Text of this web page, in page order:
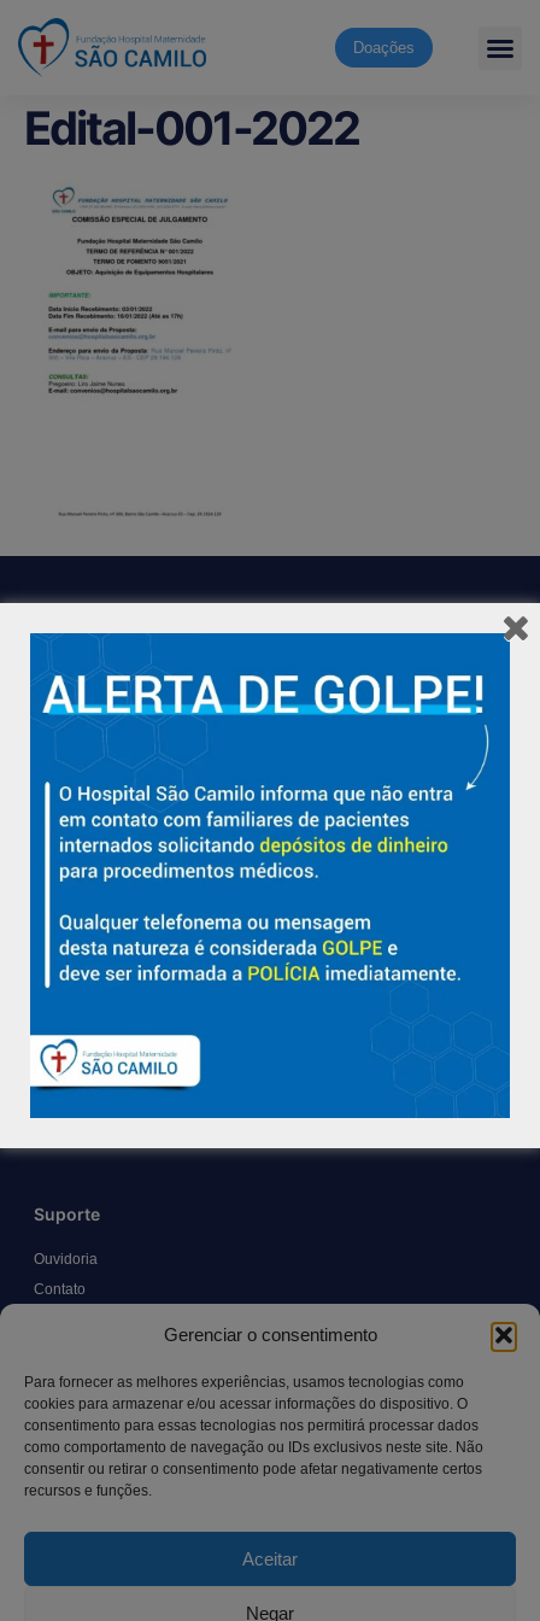
Gerenciar o consentimento
Para fornecer as melhores experiências, usamos tecnologias como
cookies para armazenar e/ou acessar informações do dispositivo. O
consentimento para essas tecnologias nos permitirá processar dados
como comportamento de navegação ou IDs exclusivos neste site. Não
consentir ou retirar o consentimento pode afetar negativamente certos
recursos e funções.
Aceitar
Negar
Doações
Edital-001-2022
Hospital São Camilo – há mais de 50 anos cuidando da saúde
com qualidade, acolhimento e compromisso com a vida em
Aracruz e região.
Sobre
Diretorias
Políticas e Normas
Trabalhe Conosco
Suporte
Ouvidoria
Contato
Canal LGPD e Segurança da Informação
Contato